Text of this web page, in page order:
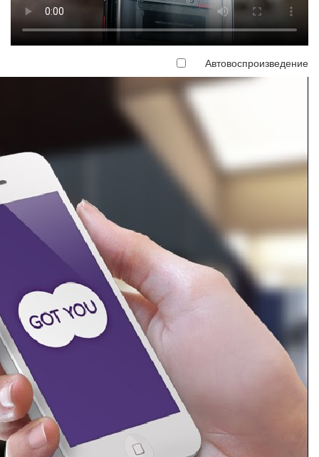
Автовоспроизведение